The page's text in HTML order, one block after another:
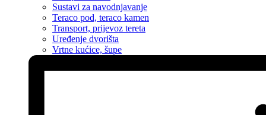
Sustavi za navodnjavanje
Teraco pod, teraco kamen
Transport, prijevoz tereta
Uređenje dvorišta
Vrtne kućice, šupe